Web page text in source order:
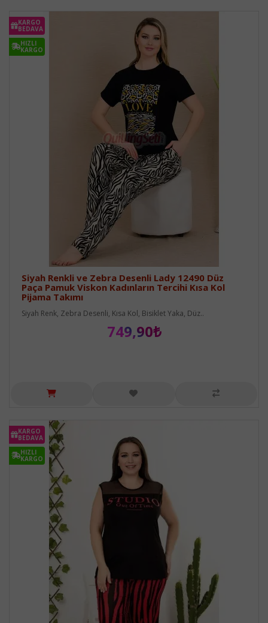
KARGO
BEDAVA
HIZLI
KARGO
Siyah Renkli ve Zebra Desenli Lady 12490 Düz
Paça Pamuk Viskon Kadınların Tercihi Kısa Kol
Pijama Takımı
Siyah Renk, Zebra Desenli, Kısa Kol, Bisiklet Yaka, Düz..
749,90₺
KARGO
BEDAVA
HIZLI
KARGO